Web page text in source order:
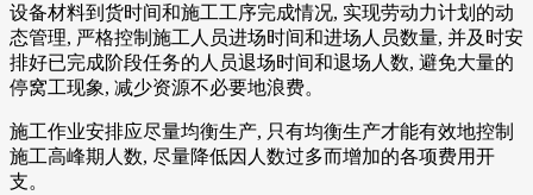
设备材料到货时间和施工工序完成情况, 实现劳动力计划的动
态管理, 严格控制施工人员进场时间和进场人员数量, 并及时安
排好已完成阶段任务的人员退场时间和退场人数, 避免大量的
停窝工现象, 减少资源不必要地浪费。
施工作业安排应尽量均衡生产, 只有均衡生产才能有效地控制
施工高峰期人数, 尽量降低因人数过多而增加的各项费用开
支。